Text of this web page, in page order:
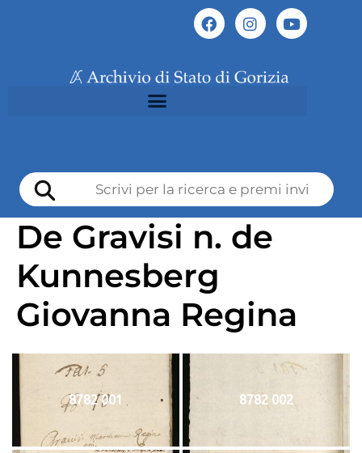
De Gravisi n. de
Kunnesberg
Giovanna Regina
8782 001 8782 002